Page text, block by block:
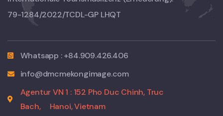
79-1284/2022/TCDL-GP LHQT
Whatsapp : +84.909.426.406
info@dmcmekongimage.com
Agentur VN 1 : 152 Pho Duc Chinh, Truc
Bach,
Hanoi, Vietnam